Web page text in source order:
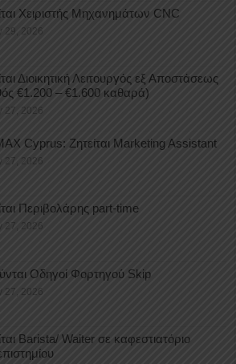
Χειριστής Μηχανημάτων CNC
29, 2026
Διοικητική Λειτουργός εξ Αποστάσεως
€1.200 – €1.600 καθαρά)
27, 2026
Cyprus: Ζητείται Marketing Assistant
27, 2026
Περιβολάρης part-time
27, 2026
Οδηγοί Φορτηγού Skip
27, 2026
Barista/ Waiter σε καφεστιατόριο